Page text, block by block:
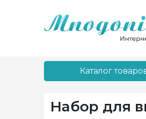
Каталог
Набор для